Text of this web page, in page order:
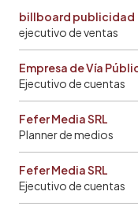
billboard publicidad
ejecutivo de ventas
Empresa de Vía
Ejecutivo de cuentas
Fefer Media SRL
Planner de medios
Fefer Media SRL
Ejecutivo de cuentas